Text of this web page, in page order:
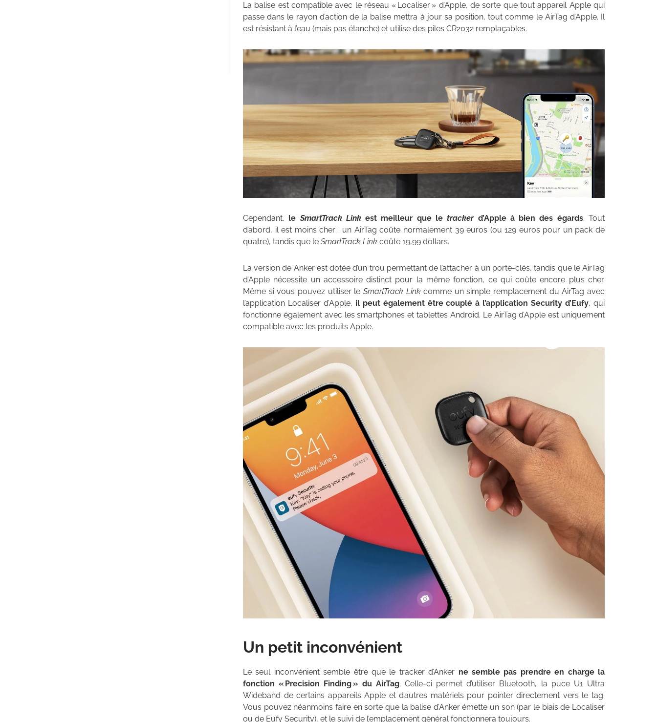
La balise est compatible avec le réseau « Localiser » d’Apple, de sorte que tout appareil Apple qui
passe dans le rayon d’action de la balise mettra à jour sa position, tout comme le AirTag d’Apple. Il
est résistant à l’eau (mais pas étanche) et utilise des piles CR2032 remplaçables.
Cependant, leSmartTrack Linkest meilleur que letrackerd’Apple à bien des égards. Tout
d’abord, il est moins cher : un AirTag coûte normalement 39 euros (ou 129 euros pour un pack de
quatre), tandis que le SmartTrack Link coûte 19,99 dollars.
La version de Anker est dotée d’un trou permettant de l’attacher à un porte-clés, tandis que le AirTag
d’Apple nécessite un accessoire distinct pour la même fonction, ce qui coûte encore plus cher.
Même si vous pouvez utiliser le SmartTrack Linkcomme un simple remplacement du AirTag avec
l’application Localiser d’Apple, il peut également être couplé à l’application Security d’Eufy, qui
fonctionne également avec les smartphones et tablettes Android. Le AirTag d’Apple est uniquement
compatible avec les produits Apple.
Un petit inconvénient
Le seul inconvénient semble être que le tracker d’Anker ne semble pas prendre en charge la
fonction « Precision Finding » du AirTag. Celle-ci permet d’utiliser Bluetooth, la puce U1 Ultra
Wideband de certains appareils Apple et d’autres matériels pour pointer directement vers le tag.
Vous pouvez néanmoins faire en sorte que la balise d’Anker émette un son (par le biais de Localiser
ou de Eufy Security), et le suivi de l’emplacement général fonctionnera toujours.